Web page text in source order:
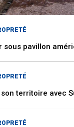
sous pavillon
territoire avec